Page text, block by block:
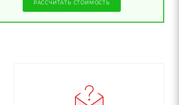
РАССЧИТАТЬ СТОИМОСТЬ